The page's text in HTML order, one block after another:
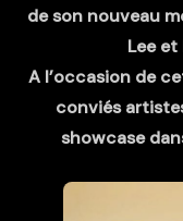
de son nouveau
Lee
A l’occasion de
conviés
showcase